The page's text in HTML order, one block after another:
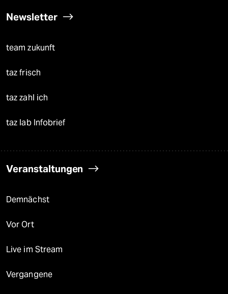
Newsletter
team zukunft
taz frisch
taz zahl ich
taz lab Infobrief
Veranstaltungen
Demnächst
Vor Ort
Live im Stream
Vergangene